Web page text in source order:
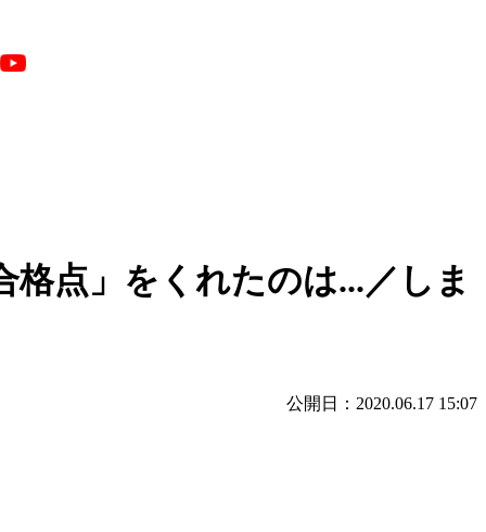
点」をくれたのは...／しま
公開日：2020.06.17 15:07